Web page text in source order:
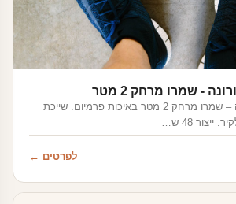
- שמרו מרחק 2 מטר
מדבקת רצפה קורונה – שמרו מרחק 2 מטר באיכות פרמיום. שייכת
48 ש…
לפרטים ←